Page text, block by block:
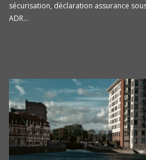
sécurisation, déclaration assurance
ADR...